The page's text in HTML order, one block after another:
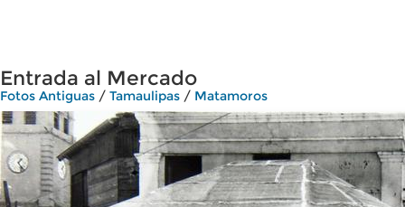
Entrada al Mercado
Fotos Antiguas / Tamaulipas / Matamoros